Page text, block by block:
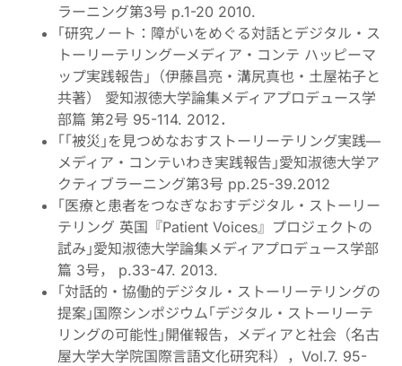
ラーニング第3号 p.1-20 2010.
｢研究ノート：障がいをめぐる対話とデジタル・ス
トーリーテリングーメディア・コンテ ハッピーマ
ップ実践報告｣（伊藤昌亮・溝尻真也・土屋祐子と
共著） 愛知淑徳大学論集メディアプロデュース学
部篇 第2号 95-114. 2012．
｢｢被災｣を見つめなおすストーリーテリング実践—
メディア・コンテいわき実践報告｣愛知淑徳大学ア
クティブラーニング第3号 pp.25-39.2012
｢医療と患者をつなぎなおすデジタル・ストーリー
テリング 英国『Patient Voices』プロジェクトの
試み｣愛知淑徳大学論集メディアプロデュース学部
篇 3号， p.33-47. 2013.
｢対話的・協働的デジタル・ストーリーテリングの
提案｣国際シンポジウム｢デジタル・ストーリーテ
リングの可能性｣開催報告，メディアと社会（名古
屋大学大学院国際言語文化研究科），Vol.7. 95-